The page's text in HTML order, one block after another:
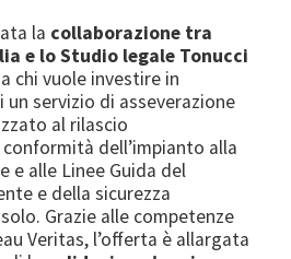
la collaborazione tra
e lo Studio legale Tonucci
chi vuole investire in
servizio di asseverazione
al rilascio
dell’impianto alla
e alle Linee Guida del
e della sicurezza
Grazie alle competenze
Veritas, l’offerta è allargata